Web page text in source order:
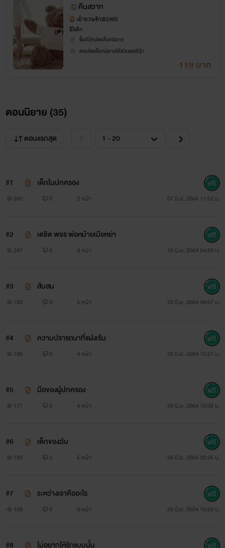
ที่กอดเธอไว้ทั้งตัว เขายังคงหายใจสม่ำเสมอ เหมือนหลับสนิท โอ
ปอล์กัดริมฝีปาก หน้าแดงก่ำ เมื่อสติคืนมาเต็มที่ เธอเปลือยเปล่า
ทั้งตัว เหมือนเขา...
นัก ดีที่เตชิตหลับลึก คงจะเพลียมากเช่นกัน ก็สมควรจะเพลีย สาว
ย่องวิ่งเข้าไปในห้องน้ำทันทีเมื่อหลุดจากอ้อมแขนของเตชิต
เหมือนร่างกายยังคงระอุ วูบวาบไปด้วยสัมผัสจากเตชิต ร่างกาย
ตราจากเขา ตอนนี้เธอไม่ได้บริสุทธิ์ผุดผาดอีกต่อไปแล้ว
มันจะเป็นไปทุกคืนที่เขาจะนอนกอดเธอ
แม่สาวน้อยของเขา
ืคืนสวาท
เย้ายวนรัก@2465
อีโรติก
ซื้ออีบุ๊กปลดล็อกนิยาย
เคยปลดล็อกนิยายได้ส่วนลดอีบุ๊ก
119 บาท
ตอนนิยาย (35)
ตอนแรกสุด
#1 เด็กในปกครอง
350 0 2 หน้า 07 มิ.ย. 2564 11:52 น.
#2 เตชิต พชร พ่อหม้ายเมียหย่า
247 0 4 หน้า 16 มิ.ย. 2564 04:59 น.
#3 สับสน
182 0 5 หน้า 20 มิ.ย. 2564 04:57 น.
#4 ความปรารถนาที่แฝงเร้น
186 0 4 หน้า 22 มิ.ย. 2564 12:27 น.
#5 มือของผู้ปกครอง
177 0 4 หน้า 25 มิ.ย. 2564 10:32 น.
#6 เด็กของฉัน
182 0 5 หน้า 26 มิ.ย. 2564 02:25 น.
#7 ระหว่างเราคืออะไร
168 0 9 หน้า 29 มิ.ย. 2564 10:29 น.
#8 ไม่อยากให้รักแบบนั้น